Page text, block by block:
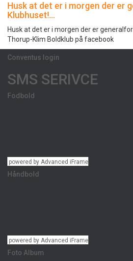
Husk at det er i morgen der er
Klubhuset!…
Husk at det er i morgen der er
Thorup-Klim Boldklub på facebook
Conventus login
SMS SERIVCE
Fodbold
powered by Advanced iFrame
Håndbold
powered by Advanced iFrame
Foto Album